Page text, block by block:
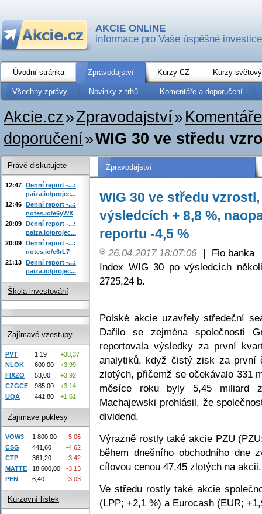
AKCIE ONLINE
informace pro Vaše úspěšné investice
Úvodní stránka Zpravodajství Kurzy CZ Kurzy
Všechny zprávy Novinky z trhů Komentáře a doporučení
Akcie.cz»Zpravodajství»
doporučení»WIG 30 ve středu
Zpravodajství
WIG 30 ve středu
výsledcích + 8,8 %,
reportu -4,5 %
26.04.2017 18:07:06 |
Fio banka
Index WIG 30 po výsledcích
2725,24 b.
Polské akcie uzavřely středeční
Dařilo se zejména společnosti
reportovala výsledky za první
analytiků, když čistý zisk za první
zlotých, přičemž se očekávalo 331
měsíce roku byly 5,45 miliard
Machajewski prohlásil, že
dividend.
Výrazně rostly také akcie PZU
během dnešního obchodního dne
cílovou cenou 47,45 zlotých na akcii.
Ve středu rostly také akcie
(LPP; +2,1 %) a Eurocash (EUR;
Právě diskutujete
12:47 Denní report -...:
paiza.io/projec...
12:46 Denní report -...:
notes.io/e6yWX
20:09 Denní report -...:
paiza.io/projec...
20:09 Denní report -...:
notes.io/e6rL7
21:13 Denní report -...:
paiza.io/projec...
Škola investování
Zajímavé vzestupy
PVT 1,19
+38,37
NLOK
600,00
+3,99
FIXZO
53,00
+3,92
CZGCE
985,00
+3,14
UQA
441,80 +1,61
Zajímavé poklesy
VOW3 1 800,00
-5,06
CSG
441,60
-4,62
CTP
361,20
-3,42
MATTE
18 600,00
-3,13
PEN
6,40 -3,03
Kurzovní lístek